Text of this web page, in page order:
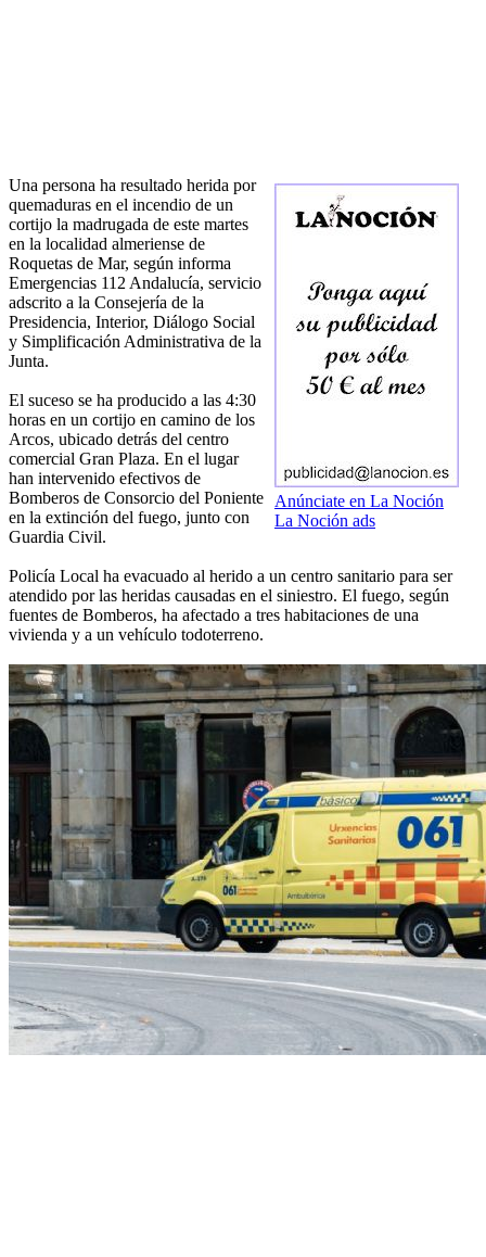
Anúnciate en La Noción
La Noción ads
Una persona ha resultado herida por
quemaduras en el incendio de un
cortijo la madrugada de este martes
en la localidad almeriense de
Roquetas de Mar, según informa
Emergencias 112 Andalucía, servicio
adscrito a la Consejería de la
Presidencia, Interior, Diálogo Social
y Simplificación Administrativa de la
Junta.
El suceso se ha producido a las 4:30
horas en un cortijo en camino de los
Arcos, ubicado detrás del centro
comercial Gran Plaza. En el lugar
han intervenido efectivos de
Bomberos de Consorcio del Poniente
en la extinción del fuego, junto con
Guardia Civil.
Policía Local ha evacuado al herido a un centro sanitario para ser
atendido por las heridas causadas en el siniestro. El fuego, según
fuentes de Bomberos, ha afectado a tres habitaciones de una
vivienda y a un vehículo todoterreno.